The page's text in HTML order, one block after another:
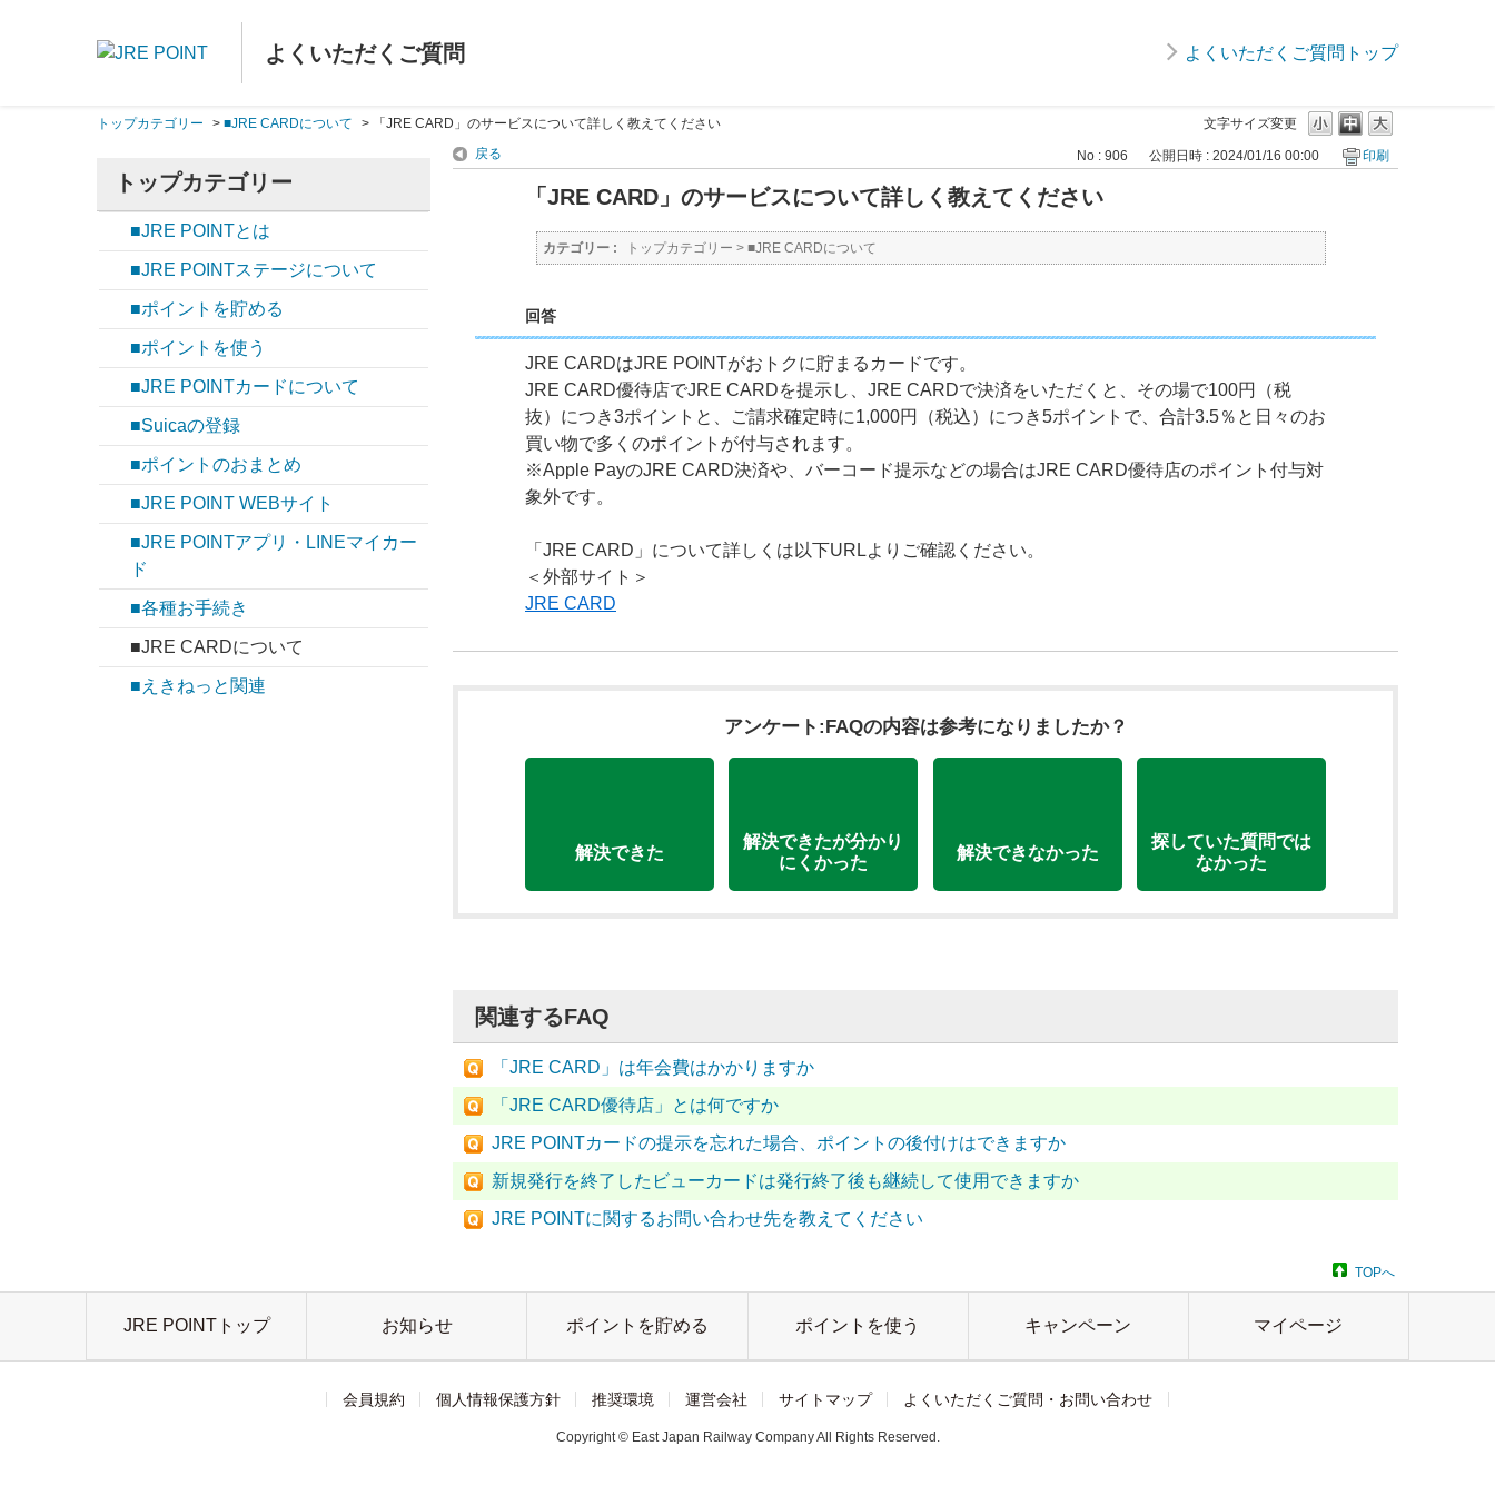
よくいただくご質問 よくいただくご質問トップ
文字サイズ変更
トップカテゴリー > ■JRE CARDについて > 「JRE CARD」のサービスについて詳しく教えてください
トップカテゴリー
■JRE POINTとは
■JRE POINTステージについて
■ポイントを貯める
■ポイントを使う
■JRE POINTカードについて
■Suicaの登録
■ポイントのおまとめ
■JRE POINT WEBサイト
■JRE POINTアプリ・LINEマイカー
ド
■各種お手続き
■JRE CARDについて
■えきねっと関連
戻る No : 906 公開日時 : 2024/01/16 00:00 印刷
「JRE CARD」のサービスについて詳しく教えてください
カテゴリー : トップカテゴリー > ■JRE CARDについて
回答
JRE CARDはJRE POINTがおトクに貯まるカードです。
JRE CARD優待店でJRE CARDを提示し、JRE CARDで決済をいただくと、その場で100円（税
抜）につき3ポイントと、ご請求確定時に1,000円（税込）につき5ポイントで、合計3.5％と日々のお
買い物で多くのポイントが付与されます。
※Apple PayのJRE CARD決済や、バーコード提示などの場合はJRE CARD優待店のポイント付与対
象外です。
「JRE CARD」について詳しくは以下URLよりご確認ください。
＜外部サイト＞
JRE CARD
アンケート:FAQの内容は参考になりましたか？
解決できた
解決できたが分かり
にくかった
解決できなかった
探していた質問では
なかった
関連するFAQ
「JRE CARD」は年会費はかかりますか
「JRE CARD優待店」とは何ですか
JRE POINTカードの提示を忘れた場合、ポイントの後付けはできますか
新規発行を終了したビューカードは発行終了後も継続して使用できますか
JRE POINTに関するお問い合わせ先を教えてください
TOPへ
JRE POINTトップ お知らせ ポイントを貯める ポイントを使う キャンペーン マイページ
会員規約 個人情報保護方針 推奨環境 運営会社 サイトマップ よくいただくご質問・お問い合わせ
Copyright © East Japan Railway Company All Rights Reserved.